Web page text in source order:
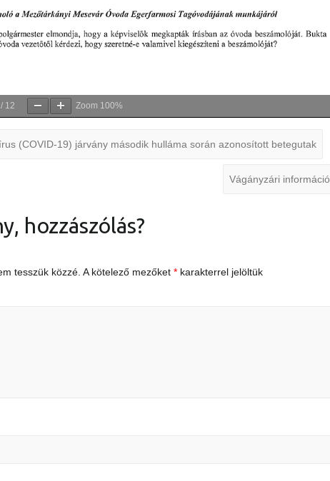
/ 12 Zoom 100%
(COVID-19) járvány második hulláma során azonosított betegutak
Vágányzári információ
hozzászólás?
tesszük közzé. A kötelező mezőket* karakterrel jelöltük